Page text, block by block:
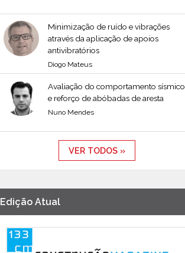
Minimização de ruído e vibrações
através da aplicação de apoios
antivibratórios
Diogo Mateus
Avaliação do comportamento sísmico
e reforço de abóbadas de aresta
Nuno Mendes
VER TODOS »
Edição Atual